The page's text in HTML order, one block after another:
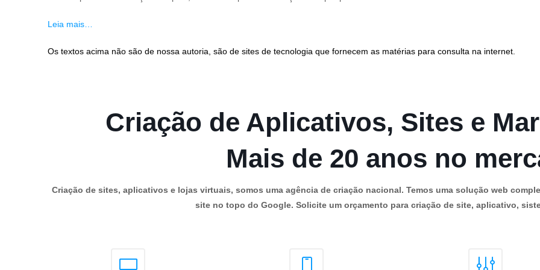
Leia mais…
Os textos acima não são de nossa autoria, são de sites de tecnologia que fornecem as matérias para consulta na internet.
Criação de Aplicativos, Sites e
Mais de 20 anos no
Criação de sites, aplicativos e lojas virtuais, somos uma agência de criação nacional. Temos uma solução web
site no topo do Google. Solicite um orçamento para criação de site, aplicativo,